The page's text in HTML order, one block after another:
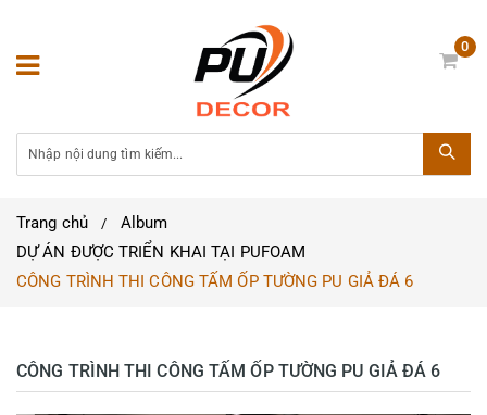
0
Trang chủ
Album
DỰ ÁN ĐƯỢC TRIỂN KHAI TẠI PUFOAM
CÔNG TRÌNH THI CÔNG TẤM ỐP TƯỜNG PU GIẢ ĐÁ 6
CÔNG TRÌNH THI CÔNG TẤM ỐP TƯỜNG PU GIẢ ĐÁ 6